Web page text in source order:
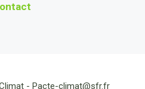
- Pacte-climat@sfr.fr